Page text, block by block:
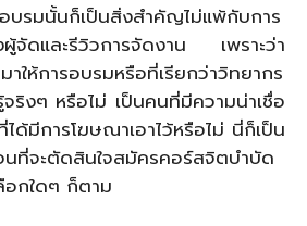
บรมนั้นก็เป็นสิ่งสำคัญไม่แพ้กับการ
ผู้จัดและรีวิวการจัดงาน เพราะว่า
าให้การอบรมหรือที่เรียกว่าวิทยากร
ริงๆ หรือไม่ เป็นคนที่มีความน่าเชื่อ
ด้มีการโฆษณาเอาไว้หรือไม่ นี่ก็เป็น
ที่จะตัดสินใจสมัครคอร์สจิตบำบัด
อกใดๆ ก็ตาม